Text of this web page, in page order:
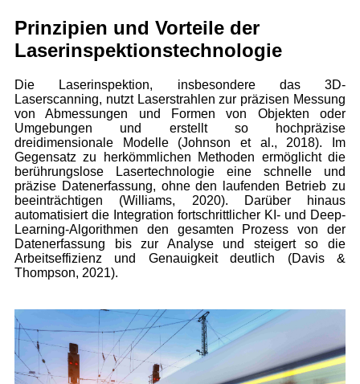
Prinzipien und Vorteile der
Laserinspektionstechnologie
Die Laserinspektion, insbesondere das 3D-
Laserscanning, nutzt Laserstrahlen zur präzisen Messung
von Abmessungen und Formen von Objekten oder
Umgebungen und erstellt so hochpräzise
dreidimensionale Modelle (Johnson et al., 2018). Im
Gegensatz zu herkömmlichen Methoden ermöglicht die
berührungslose Lasertechnologie eine schnelle und
präzise Datenerfassung, ohne den laufenden Betrieb zu
beeinträchtigen (Williams, 2020). Darüber hinaus
automatisiert die Integration fortschrittlicher KI- und Deep-
Learning-Algorithmen den gesamten Prozess von der
Datenerfassung bis zur Analyse und steigert so die
Arbeitseffizienz und Genauigkeit deutlich (Davis &
Thompson, 2021).